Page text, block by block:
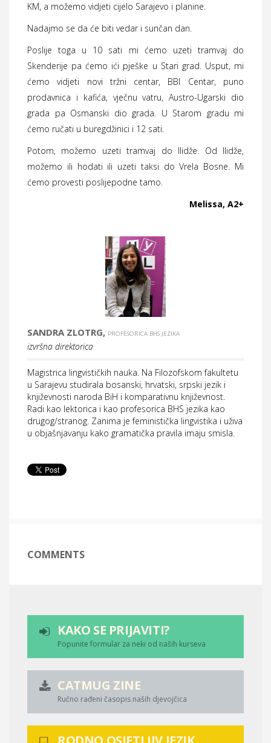
KM, a možemo vidjeti cijelo Sarajevo i planine.
Nadajmo se da će biti vedar i sunčan dan.
Poslije toga u 10 sati mi ćemo uzeti tramvaj do
Skenderije pa ćemo ići pješke u Stari grad. Usput, mi
ćemo vidjeti novi tržni centar, BBI Centar, puno
prodavnica i kafića, vječnu vatru, Austro-Ugarski dio
grada pa Osmanski dio grada. U Starom gradu mi
ćemo ručati u buregdžinici i 12 sati.
Potom, možemo uzeti tramvaj do Ilidže. Od Ilidže,
možemo ili hodati ili uzeti taksi do Vrela Bosne. Mi
ćemo provesti poslijepodne tamo.
Melissa, A2+
SANDRA ZLOTRG, PROFESORICA BHS JEZIKA
izvršna direktorica
Magistrica lingvističkih nauka. Na Filozofskom fakultetu
u Sarajevu studirala bosanski, hrvatski, srpski jezik i
književnosti naroda BiH i komparativnu književnost.
Radi kao lektorica i kao profesorica BHS jezika kao
drugog/stranog. Zanima je feministička lingvistika i uživa
u objašnjavanju kako gramatička pravila imaju smisla.
COMMENTS
KAKO SE PRIJAVITI?
Popunite formular za neki od naših kurseva
CATMUG ZINE
Ručno rađeni časopis naših djevojčica